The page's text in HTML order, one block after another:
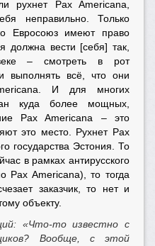
рухнет Pax Americana,
неправильно. Только
Евросоюз имеют право
должна вести [себя] так,
– смотреть в рот
выполнять всё, что они
И для многих
куда более мощных,
Pax Americana – это
это место. Рухнет Pax
государства Эстония. То
в рамках антирусского
Pax Americana), то тогда
заказчик, то нет и
объекту.
«Что-то известно с
Вообще, с этой